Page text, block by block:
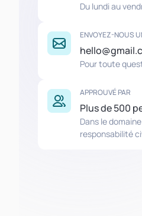
Du lundi au
ENVOYEZ-NOUS
Pour toute
APPROUVÉ PAR
Plus de 500
Dans le
responsabilité